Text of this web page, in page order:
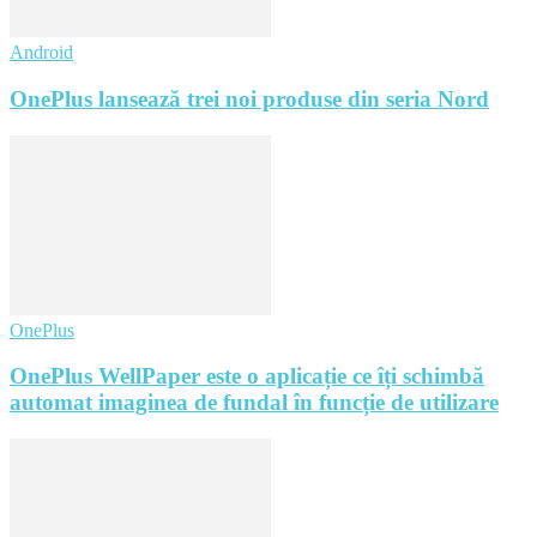
Android
OnePlus lansează trei noi produse din seria Nord
OnePlus
OnePlus WellPaper este o aplicație ce îți schimbă
automat imaginea de fundal în funcție de utilizare